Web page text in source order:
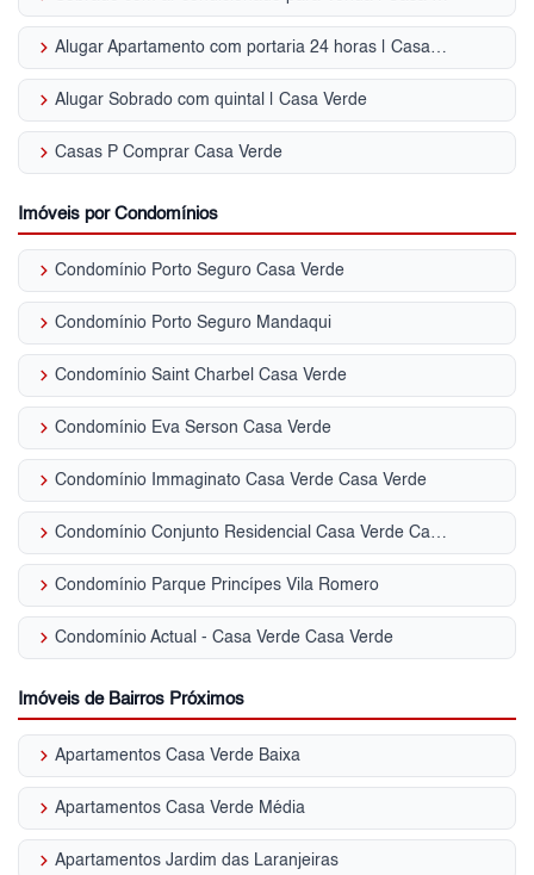
keyboard_arrow_right Alugar Apartamento com portaria 24 horas | Casa Verde
keyboard_arrow_right Alugar Sobrado com quintal | Casa Verde
keyboard_arrow_right Casas P Comprar Casa Verde
Imóveis por Condomínios
keyboard_arrow_right Condomínio Porto Seguro Casa Verde
keyboard_arrow_right Condomínio Porto Seguro Mandaqui
keyboard_arrow_right Condomínio Saint Charbel Casa Verde
keyboard_arrow_right Condomínio Eva Serson Casa Verde
keyboard_arrow_right Condomínio Immaginato Casa Verde Casa Verde
keyboard_arrow_right Condomínio Conjunto Residencial Casa Verde Casa Verde
keyboard_arrow_right Condomínio Parque Princípes Vila Romero
keyboard_arrow_right Condomínio Actual - Casa Verde Casa Verde
Imóveis de Bairros Próximos
keyboard_arrow_right Apartamentos Casa Verde Baixa
keyboard_arrow_right Apartamentos Casa Verde Média
keyboard_arrow_right Apartamentos Jardim das Laranjeiras